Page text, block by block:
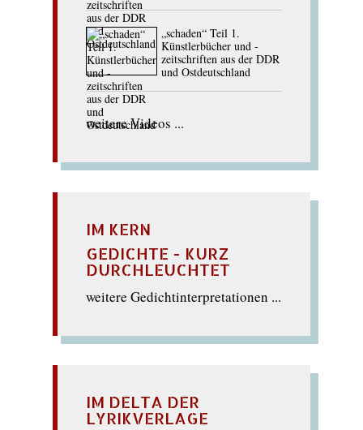
„schaden“ Teil 1.
Künstlerbücher und -
zeitschriften aus der DDR
und Ostdeutschland
weitere Videos ...
IM KERN
GEDICHTE - KURZ
DURCHLEUCHTET
weitere Gedichtinterpretationen ...
IM DELTA DER
LYRIKVERLAGE